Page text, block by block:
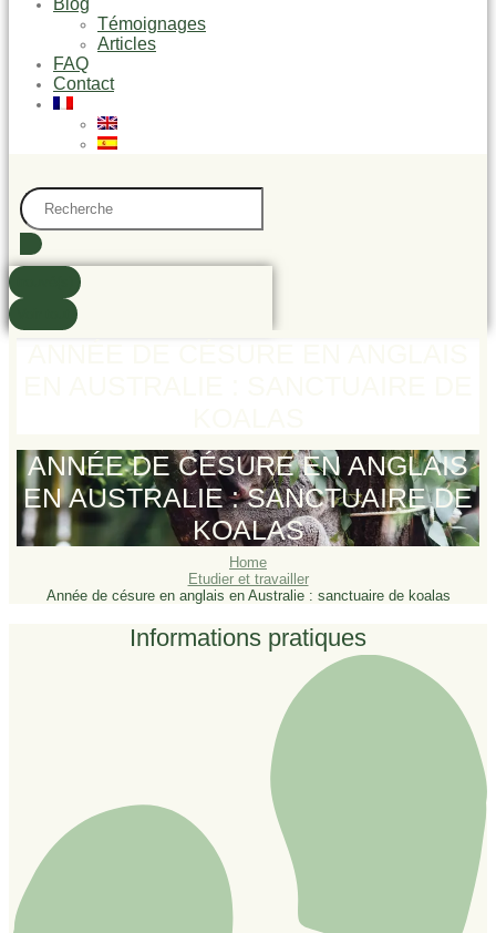
Blog
Témoignages
Articles
FAQ
Contact
Search
...
ANNÉE DE CÉSURE EN ANGLAIS
EN AUSTRALIE : SANCTUAIRE DE
KOALAS
Home
Etudier et travailler
Année de césure en anglais en Australie : sanctuaire de koalas
Informations pratiques